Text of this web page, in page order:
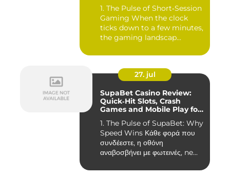
1. The Pulse of Short‑Session
Gaming When the clock
ticks down to a few minutes,
the gaming landscap...
27. jul
SupaBet Casino Review:
Quick‑Hit Slots, Crash
Games and Mobile Play for
1. The Pulse of SupaBet: Why
Speed Wins Κάθε φορά που
συνδέεστε, η οθόνη
αναβοσβήνει με φωτεινές, ne...